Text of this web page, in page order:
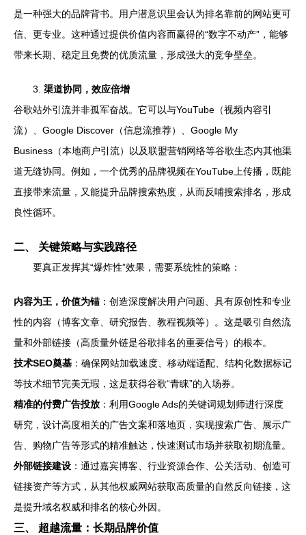
是一种强大的品牌背书。用户潜意识里会认为排名靠前的网站更可
信、更专业。这种通过提供价值内容而赢得的“数字不动产”，能够
带来长期、稳定且免费的优质流量，形成强大的竞争壁垒。
3. 渠道协同，效应倍增
谷歌站外引流并非孤军奋战。它可以与YouTube（视频内容引
流）、Google Discover（信息流推荐）、Google My
Business（本地商户引流）以及联盟营销网络等谷歌生态内其他渠
道无缝协同。例如，一个优秀的品牌视频在YouTube上传播，既能
直接带来流量，又能提升品牌搜索热度，从而反哺搜索排名，形成
良性循环。
二、 关键策略与实践路径
要真正发挥其“爆炸性”效果，需要系统性的策略：
内容为王，价值为锚 ：创造深度解决用户问题、具有原创性和专业
性的内容（博客文章、研究报告、教程视频等）。这是吸引自然流
量和外部链接（高质量外链是谷歌排名的重要信号）的根本。
技术SEO奠基 ：确保网站加载速度、移动端适配、结构化数据标记
等技术细节完美无瑕，这是获得谷歌“青睐”的入场券。
精准的付费广告投放 ：利用Google Ads的关键词规划师进行深度
研究，设计高度相关的广告文案和落地页，实现搜索广告、展示广
告、购物广告等形式的精准触达，快速测试市场并获取初期流量。
外部链接建设 ：通过嘉宾博客、行业资源合作、公关活动、创造可
链接资产等方式，从其他权威网站获取高质量的自然反向链接，这
是提升域名权威和排名的核心外因。
三、 超越流量：长期品牌价值